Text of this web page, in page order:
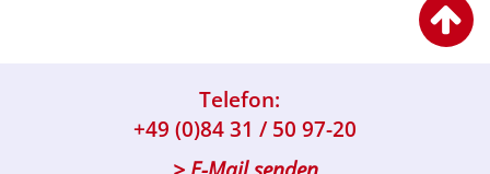
Telefon:
+49 (0)84 31 / 50 97-20